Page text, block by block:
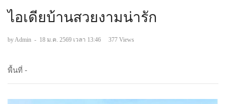
ไอเดียบ้านสวยงามน่ารัก
by Admin - 18 ม.ค. 2569 เวลา 13:46 377 Views
พื้นที่ -